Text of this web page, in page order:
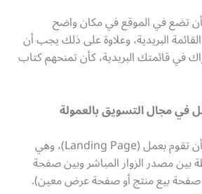
تضع في الموقع في مكان واضح
البريدية، وعلاوة على ذلك يجب أن
في قائمتك البريدية، كأن تمنحهم كتاب
ففي هذه الحالة يجب أن تقوم بعمل (Landing Page)، وهي
مصدر الزوار المباشر وبين صفحة
صفحة بيع منتج أو صفحة عرض معين).